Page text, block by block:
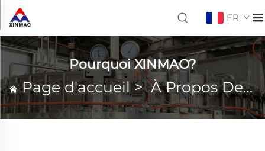
FR
Pourquoi XINMAO?
Page d'accueil>À Propos De XINMAO